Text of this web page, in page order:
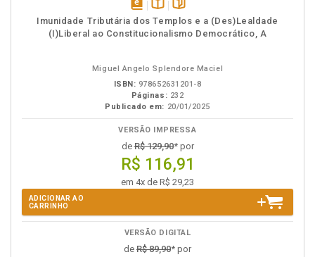
disponível
em
Disponível
na
páginas
Imunidade Tributária dos Templos e a (Des)Lealdade
(I)Liberal ao Constitucionalismo Democrático, A
Miguel Angelo Splendore Maciel
ISBN: 978652631201-8
Páginas: 232
Publicado em: 20/01/2025
VERSÃO IMPRESSA
deR$ 129,90* por
R$ 116,91
em 4x de R$ 29,23
ADICIONAR AO
CARRINHO
VERSÃO DIGITAL
de R$ 89,90* por